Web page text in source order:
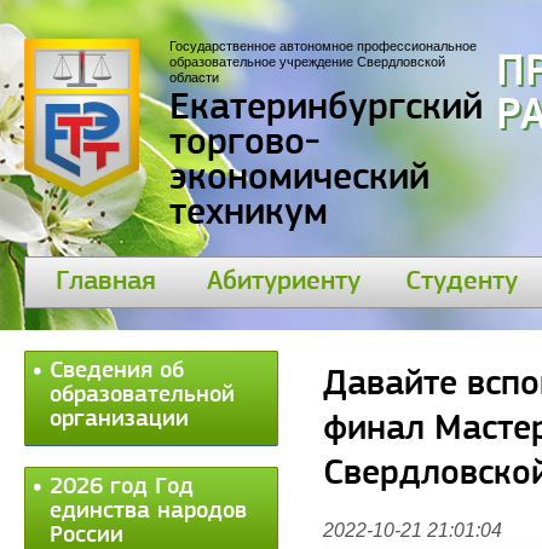
Государственное автономное профессиональное
образовательное учреждение Свердловской
области
Екатеринбургский
торгово-
экономический
техникум
Главная Абитуриенту Студенту
Сведения об
образовательной
организации
2026 год Год
единства народов
России
Давайте
финал
2022-10-21 21:01:04